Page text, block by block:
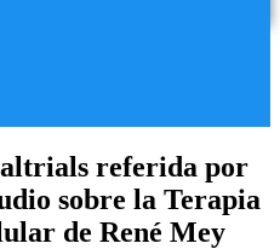
referida por
sobre la Terapia
de René Mey